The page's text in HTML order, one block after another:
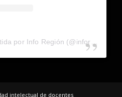
intelectual de docentes